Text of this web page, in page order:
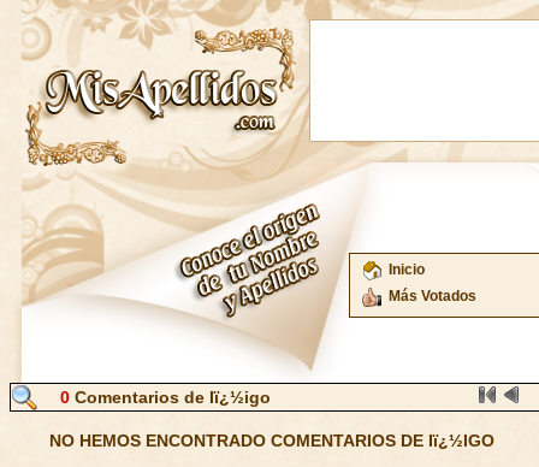
Inicio
Más Votados
0 Comentarios de Iï¿½igo
NO HEMOS ENCONTRADO COMENTARIOS DE Iï¿½IGO